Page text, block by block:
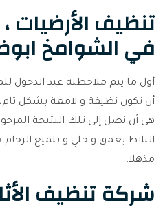
تنظيف الأرضيات ،
في الشوامخ
أول ما يتم ملاحظته عند الدخول
أن تكون نظيفة و لامعة بشكل
هي أن نصل إلى تلك النتيجة
البلاط بعمق و جلي و تلميع
مذهلا.
شركة تنظيف